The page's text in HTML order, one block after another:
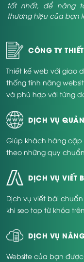
tốt nhất, để nâng
thương hiệu của bạn
CÔNG TY
Thiết kế web với giao
thống tính năng
và phù hợp với từng
DỊCH VỤ QUẢN
Giúp khách hàng cập
theo những quy
DỊCH VỤ VIẾT
Dịch vụ viết bài
khi seo top từ khóa
DỊCH VỤ
Website của bạn